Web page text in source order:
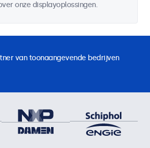
onze displayoplossingen.
van toonaangevende bedrijven